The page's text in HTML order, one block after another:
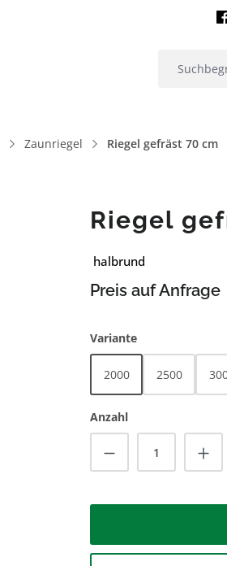
Zaunriegel Riegel gefräst 70 cm
Riegel
halbrund
Preis auf Anfrage
Varianteauswählen
2000 2500
Anzahl
Produkt